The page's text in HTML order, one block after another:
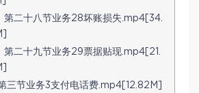
第二十八节业务28坏账损失.mp4[34.
第二十九节业务29票据贴现.mp4[21.
三节业务3支付电话费.mp4[12.82M]